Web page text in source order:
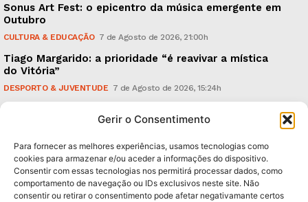
Gerir o Consentimento
Para fornecer as melhores experiências, usamos tecnologias como
cookies para armazenar e/ou aceder a informações do dispositivo.
Consentir com essas tecnologias nos permitirá processar dados, como
comportamento de navegação ou IDs exclusivos neste site. Não
consentir ou retirar o consentimento pode afetar negativamante certos
Sonus Art Fest: o epicentro da música emergente em
Outubro
CULTURA & EDUCAÇÃO 7 de Agosto de 2026, 21:00h
Tiago Margarido: a prioridade “é reavivar a mística
do Vitória”
DESPORTO & JUVENTUDE 7 de Agosto de 2026, 15:24h
caudais e antecipa situações de risco
Subscreva Newsletter: